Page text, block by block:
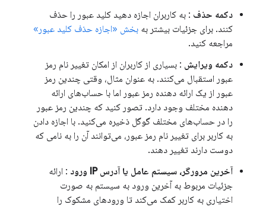
دکمه حذف : به کاربران اجازه دهید کلید عبور را حذف
کنند. برای جزئیات بیشتر به بخش «اجازه حذف کلید عبور»
مراجعه کنید.
دکمه ویرایش : بسیاری از کاربران از امکان تغییر نام رمز
عبور استقبال می‌کنند. به عنوان مثال، وقتی چندین رمز
عبور از یک ارائه دهنده رمز عبور اما با حساب‌های ارائه
دهنده مختلف وجود دارد. تصور کنید که چندین رمز عبور
را در حساب‌های مختلف گوگل ذخیره می‌کنید. با اجازه دادن
به کاربر برای تغییر نام رمز عبور، می‌توانند آن را به نامی که
دوست دارند تغییر دهند.
آخرین مرورگر، سیستم عامل یا آدرس IP ورود
: ارائه
جزئیات مربوط به آخرین ورود به سیستم به صورت
اختیاری به کاربر کمک می‌کند تا ورودهای مشکوک را